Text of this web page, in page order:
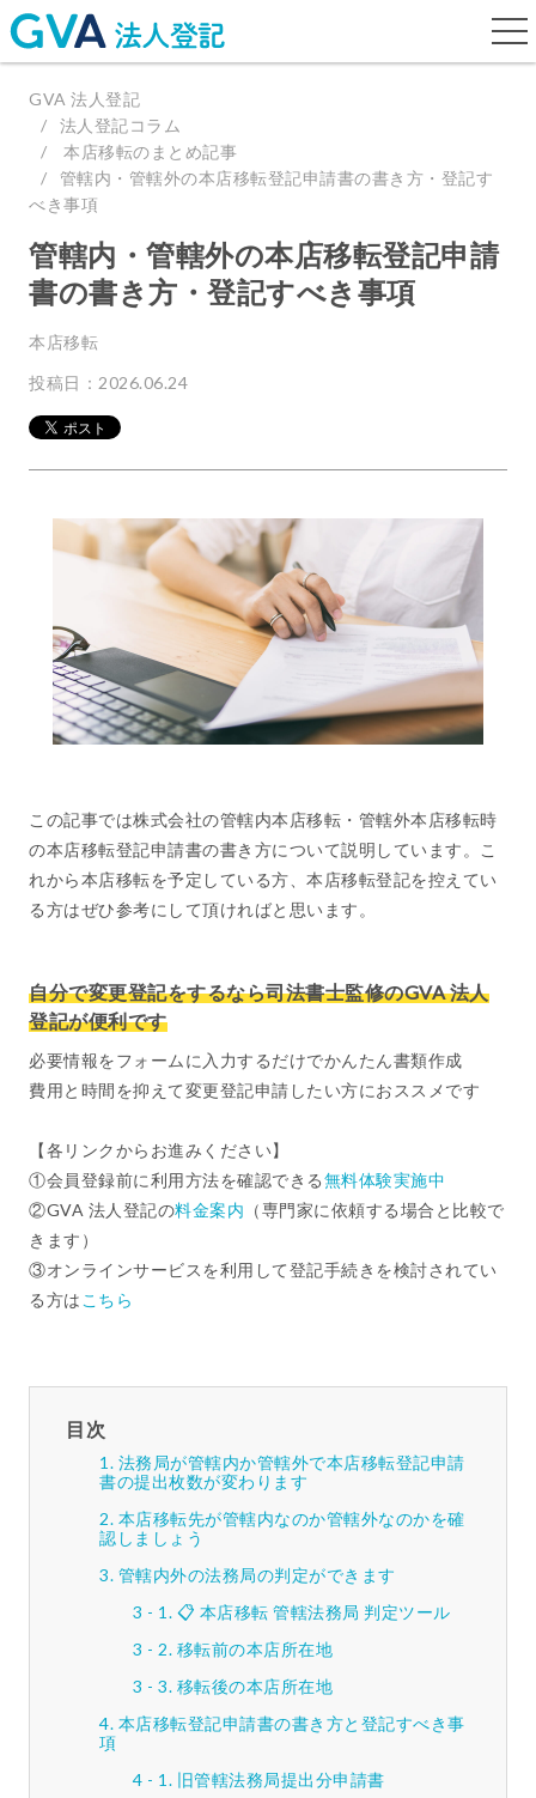
GVA 法人登記
法人登記コラム
本店移転のまとめ記事
管轄内・管轄外の本店移転登記申請書の書き方・登記す
べき事項
管轄内・管轄外の本店移転登記申請
書の書き方・登記すべき事項
本店移転
投稿日：2026.06.24
この記事では株式会社の管轄内本店移転・管轄外本店移転時
の本店移転登記申請書の書き方について説明しています。こ
れから本店移転を予定している方、本店移転登記を控えてい
る方はぜひ参考にして頂ければと思います。
自分で変更登記をするなら司法書士監修のGVA 法人
登記が便利です
必要情報をフォームに入力するだけでかんたん書類作成
費用と時間を抑えて変更登記申請したい方におススメです
【各リンクからお進みください】
①会員登録前に利用方法を確認できる無料体験実施中
②GVA 法人登記の料金案内 （専門家に依頼する場合と比較で
きます）
③オンラインサービスを利用して登記手続きを検討されてい
る方は こちら
目次
法務局が管轄内か管轄外で本店移転登記申請
書の提出枚数が変わります
本店移転先が管轄内なのか管轄外なのかを確
認しましょう
管轄内外の法務局の判定ができます
📋 本店移転 管轄法務局 判定ツール
移転前の本店所在地
移転後の本店所在地
本店移転登記申請書の書き方と登記すべき事
項
旧管轄法務局提出分申請書